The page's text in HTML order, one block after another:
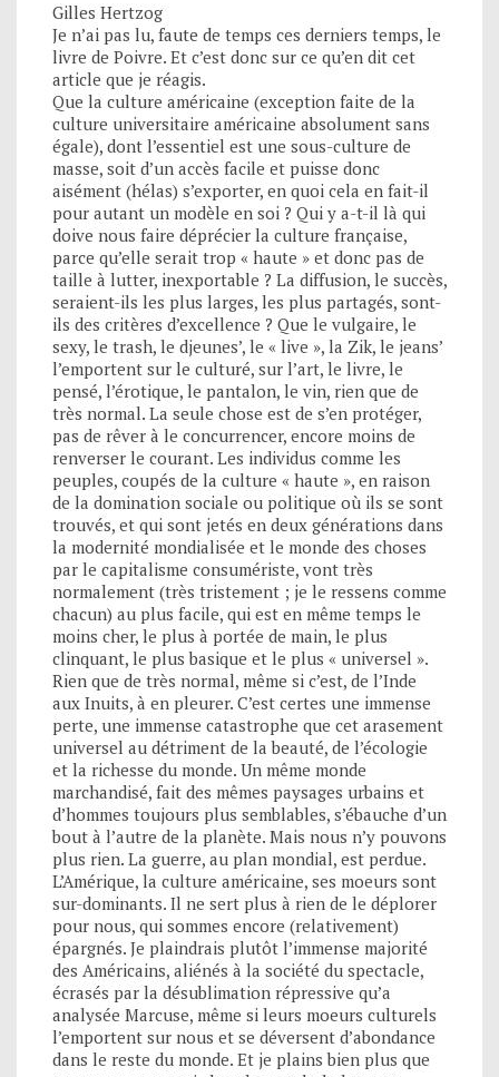
Gilles Hertzog
Je n’ai pas lu, faute de temps ces derniers temps, le
livre de Poivre. Et c’est donc sur ce qu’en dit cet
article que je réagis.
Que la culture américaine (exception faite de la
culture universitaire américaine absolument sans
égale), dont l’essentiel est une sous-culture de
masse, soit d’un accès facile et puisse donc
aisément (hélas) s’exporter, en quoi cela en fait-il
pour autant un modèle en soi ? Qui y a-t-il là qui
doive nous faire déprécier la culture française,
parce qu’elle serait trop « haute » et donc pas de
taille à lutter, inexportable ? La diffusion, le succès,
seraient-ils les plus larges, les plus partagés, sont-
ils des critères d’excellence ? Que le vulgaire, le
sexy, le trash, le djeunes’, le « live », la Zik, le jeans’
l’emportent sur le culturé, sur l’art, le livre, le
pensé, l’érotique, le pantalon, le vin, rien que de
très normal. La seule chose est de s’en protéger,
pas de rêver à le concurrencer, encore moins de
renverser le courant. Les individus comme les
peuples, coupés de la culture « haute », en raison
de la domination sociale ou politique où ils se sont
trouvés, et qui sont jetés en deux générations dans
la modernité mondialisée et le monde des choses
par le capitalisme consumériste, vont très
normalement (très tristement ; je le ressens comme
chacun) au plus facile, qui est en même temps le
moins cher, le plus à portée de main, le plus
clinquant, le plus basique et le plus « universel ».
Rien que de très normal, même si c’est, de l’Inde
aux Inuits, à en pleurer. C’est certes une immense
perte, une immense catastrophe que cet arasement
universel au détriment de la beauté, de l’écologie
et la richesse du monde. Un même monde
marchandisé, fait des mêmes paysages urbains et
d’hommes toujours plus semblables, s’ébauche d’un
bout à l’autre de la planète. Mais nous n’y pouvons
plus rien. La guerre, au plan mondial, est perdue.
L’Amérique, la culture américaine, ses moeurs sont
sur-dominants. Il ne sert plus à rien de le déplorer
pour nous, qui sommes encore (relativement)
épargnés. Je plaindrais plutôt l’immense majorité
des Américains, aliénés à la société du spectacle,
écrasés par la désublimation répressive qu’a
analysée Marcuse, même si leurs moeurs culturels
l’emportent sur nous et se déversent d’abondance
dans le reste du monde. Et je plains bien plus que